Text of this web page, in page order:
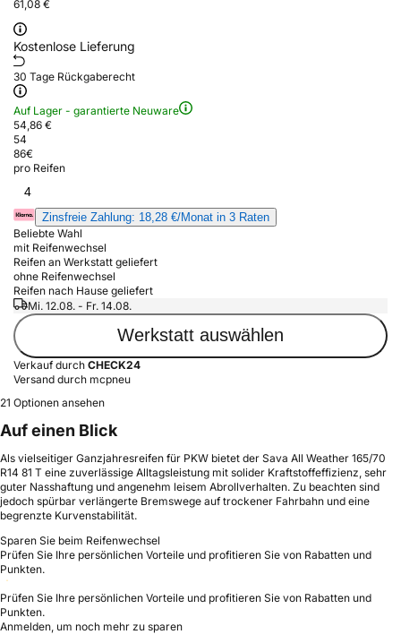
61,08 €
Kostenlose Lieferung
30 Tage Rückgaberecht
Auf Lager - garantierte Neuware
54,86 €
54
86€
pro Reifen
4
Zinsfreie Zahlung: 18,28 €/Monat in 3 Raten
Beliebte Wahl
mit Reifenwechsel
Reifen an Werkstatt geliefert
ohne Reifenwechsel
Reifen nach Hause geliefert
Mi. 12.08. - Fr. 14.08.
Werkstatt auswählen
Verkauf durch CHECK24
Versand durch mcpneu
21 Optionen ansehen
Auf einen Blick
Als vielseitiger Ganzjahresreifen für PKW bietet der Sava All Weather 165/70
R14 81 T eine zuverlässige Alltagsleistung mit solider Kraftstoffeffizienz, sehr
guter Nasshaftung und angenehm leisem Abrollverhalten. Zu beachten sind
jedoch spürbar verlängerte Bremswege auf trockener Fahrbahn und eine
begrenzte Kurvenstabilität.
Sparen Sie beim Reifenwechsel
Prüfen Sie Ihre persönlichen Vorteile und profitieren Sie von Rabatten und
Punkten.
Prüfen Sie Ihre persönlichen Vorteile und profitieren Sie von Rabatten und
Punkten.
Anmelden, um noch mehr zu sparen